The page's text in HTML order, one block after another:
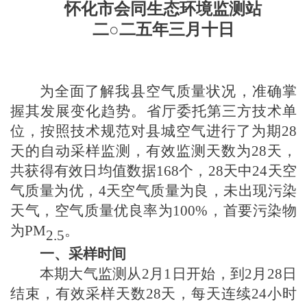
怀化市会同生态环境监测站
二○二五年三月 十日
为全面了解我县空气质量状况，准确掌
握其发展变化趋势。省厅委托第三方技术单
位，按照技术规范对县城空气进行了为期28
天的自动采样监测，有效监测天数为28天 ，
共获得有效日均值数据168个， 28天中24天空
气质量为优， 4天空气质量为良，未出现污染
天气， 空气质量优良率为100%，首要污染物
为PM2.5。
一、采样时间
本期大气监测从 2月 1日开始，到 2月28 日
结束，有效采样天数28天 ，每天连续24小时